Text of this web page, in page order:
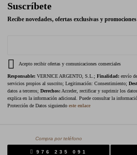
Suscríbete
Recibe novedades, ofertas exclusivas y
Acepto recibir ofertas y comunicaciones comerciales
Responsable: VERNICE ARGENTO, S.L.; Finalidad: envío
servicios propios al suscrito; Legitimación: Consentimiento;
datos a terceros; Derechos: Acceder, rectificar y suprimir los
explica en la información adicional. Puede consultar la
Protección de Datos siguiendo este enlace
Compra por teléfono
976 235 091